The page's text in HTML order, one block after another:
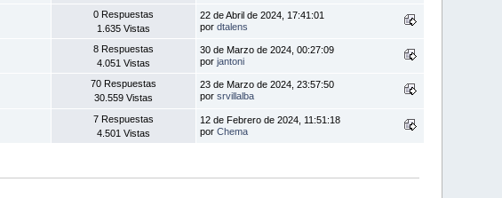
0 Respuestas
1.635 Vistas
22 de Abril de 2024, 17:41:01
pordtalens
8 Respuestas
4.051 Vistas
30 de Marzo de 2024, 00:27:09
porjantoni
70 Respuestas
30.559 Vistas
23 de Marzo de 2024, 23:57:50
porsrvillalba
7 Respuestas
4.501 Vistas
12 de Febrero de 2024, 11:51:18
porChema